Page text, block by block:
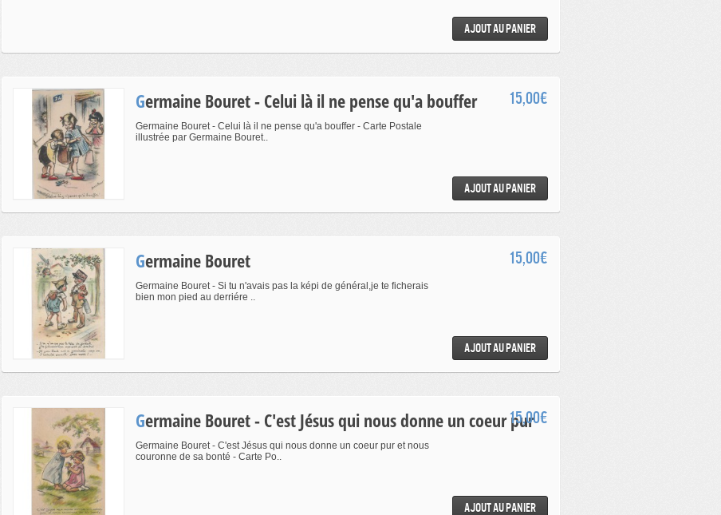
Ajout au panier
Germaine Bouret - Celui là il ne pense qu'a bouffer
Germaine Bouret - Celui là il ne pense qu'a bouffer - Carte Postale
illustrée par Germaine Bouret..
15,00€
Ajout au panier
Germaine Bouret
Germaine Bouret - Si tu n'avais pas la képi de général,je te ficherais
bien mon pied au derriére ..
15,00€
Ajout au panier
Germaine Bouret - C'est Jésus qui nous donne un coeur pur
Germaine Bouret - C'est Jésus qui nous donne un coeur pur et nous
couronne de sa bonté - Carte Po..
15,00€
Ajout au panier